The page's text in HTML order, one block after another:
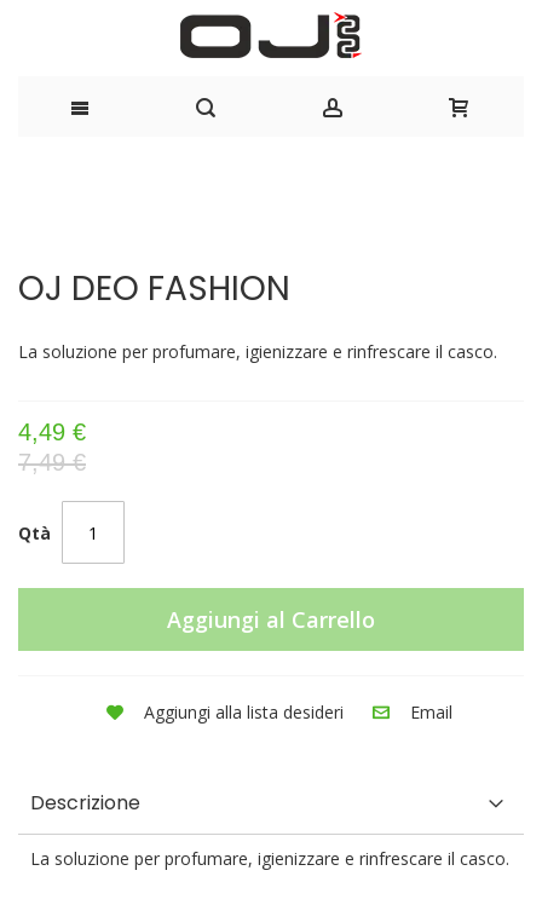
fine
di
della
immagini
OJ DEO FASHION
La soluzione per profumare, igienizzare e rinfrescare il casco.
4,49 €
7,49 €
Qtà
Aggiungi al Carrello
Aggiungi alla lista desideri Email
Descrizione
La soluzione per profumare, igienizzare e rinfrescare il casco.